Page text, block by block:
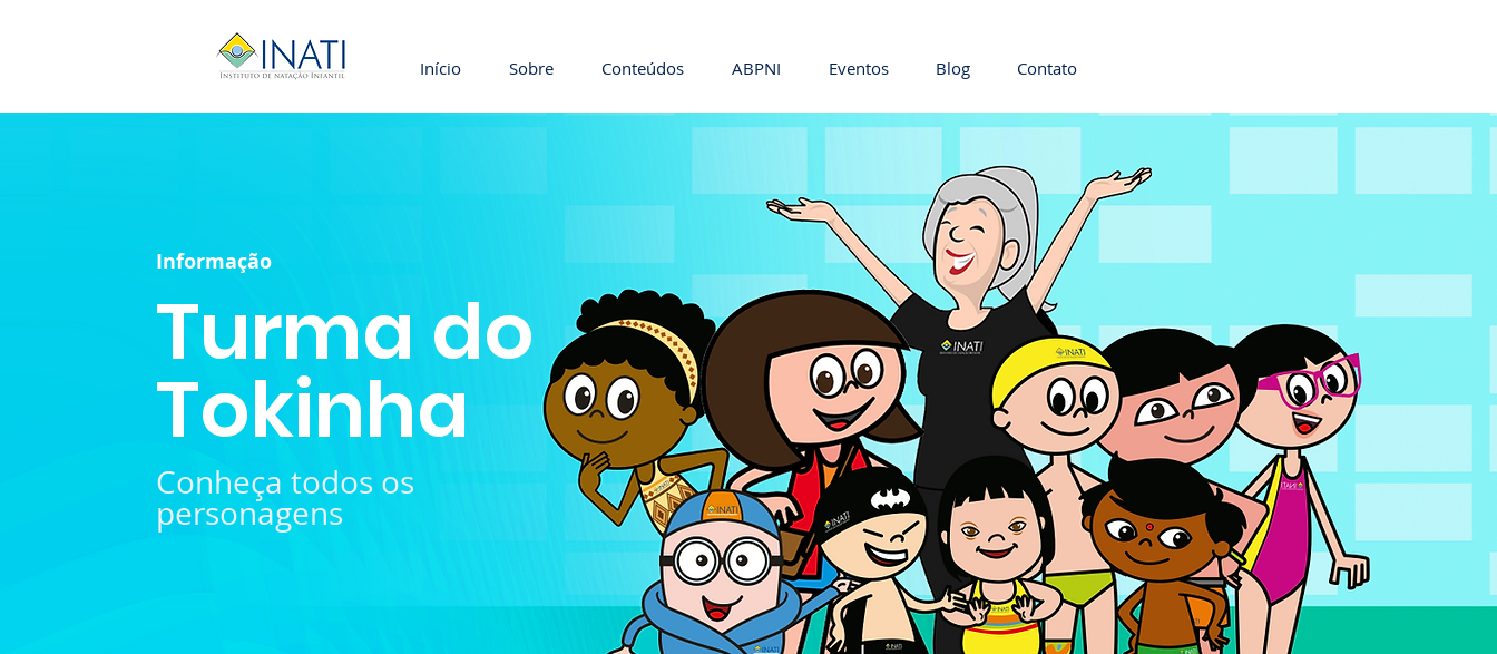
Início Sobre Conteúdos ABPNI Eventos Blog Contato
Informação
Turma do
Tokinha
Conheça todos os
personagens